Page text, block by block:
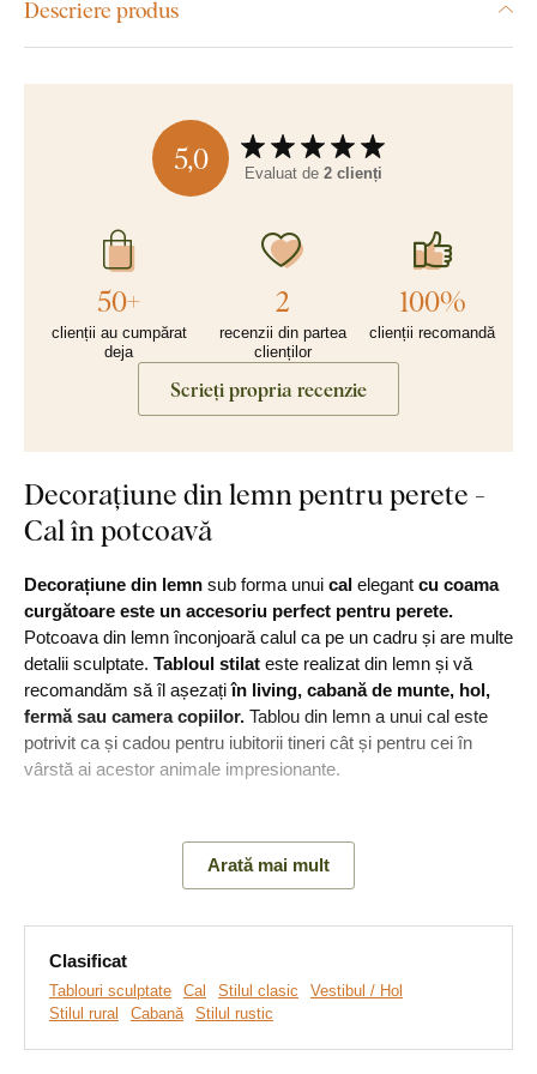
Descriere produs
5,0 Evaluat de 2 clienți
50+
clienții au cumpărat
deja
2
recenzii din partea
clienților
100%
clienții recomandă
Scrieți propria recenzie
Decorațiune din lemn pentru perete -
Cal în potcoavă
Decorațiune din lemn sub forma unui cal elegant cu coama
curgătoare este un accesoriu perfect pentru perete.
Potcoava din lemn înconjoară calul ca pe un cadru și are multe
detalii sculptate. Tabloul stilat este realizat din lemn și vă
recomandăm să îl așezațiîn living, cabană de munte, hol,
fermă sau camera copiilor. Tablou din lemn a unui cal este
potrivit ca și cadou pentru iubitorii tineri cât și pentru cei în
vârstă ai acestor animale impresionante.
Simbolism ascuns
Arată mai mult
Clasificat
Tablouri sculptate Cal Stilul clasic
Vestibul / Hol
Stilul rural
Cabană Stilul rustic